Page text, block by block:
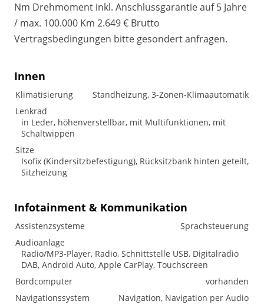
Nm Drehmoment inkl. Anschlussgarantie auf 5 Jahre
/ max. 100.000 Km 2.649 € Brutto
Vertragsbedingungen bitte gesondert anfragen.
Innen
Klimatisierung
Standheizung, 3-Zonen-Klimaautomatik
Lenkrad
in Leder, höhenverstellbar, mit Multifunktionen, mit
Schaltwippen
Sitze
Isofix (Kindersitzbefestigung), Rücksitzbank hinten geteilt,
Sitzheizung
Infotainment & Kommunikation
Assistenzsysteme
Sprachsteuerung
Audioanlage
Radio/MP3-Player, Radio, Schnittstelle USB, Digitalradio
DAB, Android Auto, Apple CarPlay, Touchscreen
Bordcomputer
vorhanden
Navigationssystem
Navigation, Navigation per Audio